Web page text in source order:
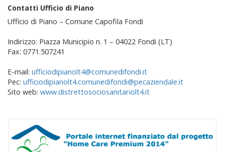
Contatti Ufficio di Piano
Ufficio di Piano – Comune Capofila Fondi
Indirizzo: Piazza Municipio n. 1 – 04022 Fondi (LT)
Fax: 0771.507241
E-mail: ufficiodipianolt4@comunedifondi.it
Pec: ufficiodipianolt4.comunedifondi@pecaziendale.it
Sito web: www.distrettosociosanitariolt4.it